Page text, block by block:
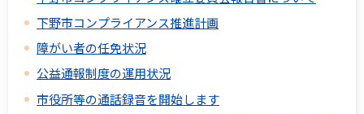
下野市コンプライアンス推進計画
障がい者の任免状況
公益通報制度の運用状況
市役所等の通話録音を開始します